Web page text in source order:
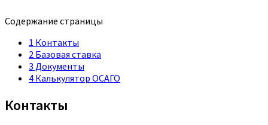
Содержание страницы
1 Контакты
2 Базовая ставка
3 Документы
4 Калькулятор ОСАГО
Контакты